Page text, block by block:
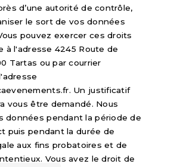
d’une autorité de contrôle,
le sort de vos données
pouvez exercer ces droits
à l'adresse 4245 Route de
Tartas ou par courrier
Un justificatif
vous être demandé. Nous
données pendant la période de
puis pendant la durée de
aux fins probatoires et de
Vous avez le droit de